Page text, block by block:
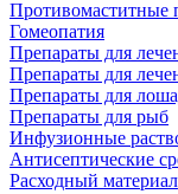
Противомаститные
Гомеопатия
Препараты для
Препараты для
Препараты для
Препараты для рыб
Инфузионные
Антисептические
Расходный материал